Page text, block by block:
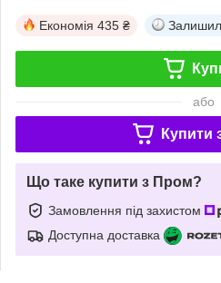
Економія 435 ₴
або
Купити
Що таке купити з Пром?
Замовлення під захистом
Доступна доставка